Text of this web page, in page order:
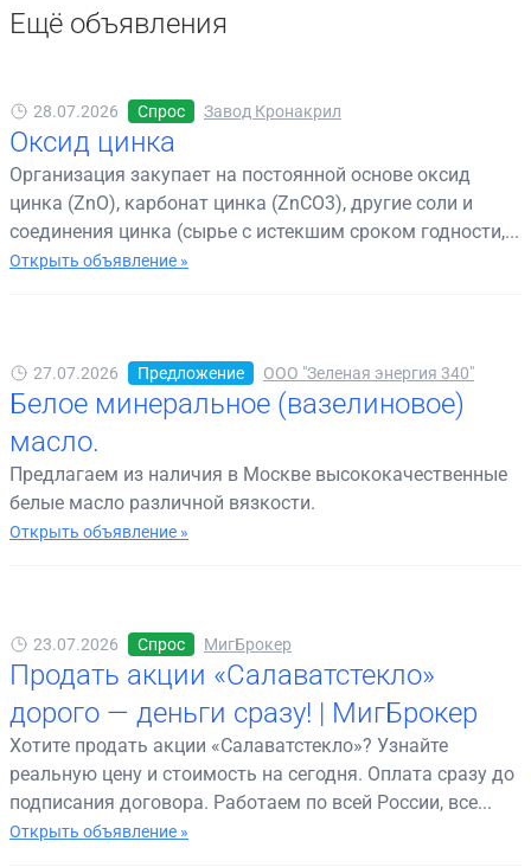
Ещё объявления
28.07.2026 Спрос Завод Кронакрил
Оксид цинка
Организация закупает на постоянной основе оксид
цинка (ZnO), карбонат цинка (ZnCO3), другие соли и
соединения цинка (сырье с истекшим сроком годности,...
Открыть объявление »
27.07.2026 Предложение ООО "Зеленая энергия 340"
Белое минеральное (вазелиновое)
масло.
Предлагаем из наличия в Москве высококачественные
белые масло различной вязкости.
Открыть объявление »
23.07.2026 Спрос МигБрокер
Продать акции «Салаватстекло»
дорого — деньги сразу! | МигБрокер
Хотите продать акции «Салаватстекло»? Узнайте
реальную цену и стоимость на сегодня. Оплата сразу до
подписания договора. Работаем по всей России, все...
Открыть объявление »